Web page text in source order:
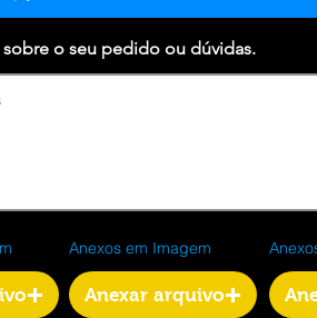
sobre o seu pedido ou dúvidas.
Anexos em Imagem
Anexar arquivo